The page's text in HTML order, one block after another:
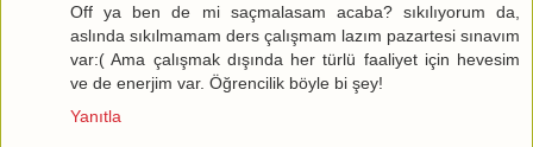
Off ya ben de mi saçmalasam acaba? sıkılıyorum da,
aslında sıkılmamam ders çalışmam lazım pazartesi sınavım
var:( Ama çalışmak dışında her türlü faaliyet için hevesim
ve de enerjim var. Öğrencilik böyle bi şey!
Yanıtla